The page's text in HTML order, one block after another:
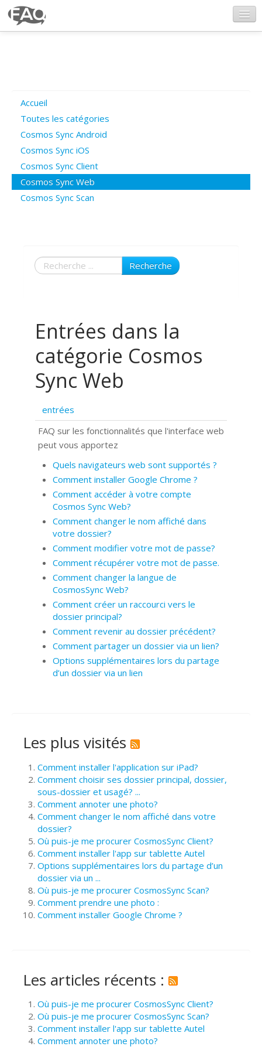
Poser une question
Questions ouvertes
Connexion
Accueil
Toutes les catégories
Cosmos Sync Android
Cosmos Sync iOS
Cosmos Sync Client
Cosmos Sync Web
Cosmos Sync Scan
Recherche
Entrées dans la
catégorie Cosmos
Sync Web
entrées
FAQ sur les fonctionnalités que l'interface web
peut vous apportez
Quels navigateurs web sont supportés ?
Comment installer Google Chrome ?
Comment accéder à votre compte
Cosmos Sync Web?
Comment changer le nom affiché dans
votre dossier?
Comment modifier votre mot de passe?
Comment récupérer votre mot de passe.
Comment changer la langue de
CosmosSync Web?
Comment créer un raccourci vers le
dossier principal?
Comment revenir au dossier précédent?
Comment partager un dossier via un lien?
Options supplémentaires lors du partage
d’un dossier via un lien
Les plus visités
Comment installer l'application sur iPad?
Comment choisir ses dossier principal, dossier,
sous-dossier et usagé? ...
Comment annoter une photo?
Comment changer le nom affiché dans votre
dossier?
Où puis-je me procurer CosmosSync Client?
Comment installer l'app sur tablette Autel
Options supplémentaires lors du partage d’un
dossier via un ...
Où puis-je me procurer CosmosSync Scan?
Comment prendre une photo :
Comment installer Google Chrome ?
Les articles récents :
Où puis-je me procurer CosmosSync Client?
Où puis-je me procurer CosmosSync Scan?
Comment installer l'app sur tablette Autel
Comment annoter une photo?